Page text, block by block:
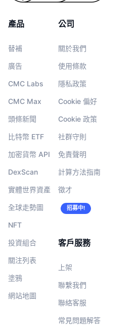
產品
替補
廣告
CMC Labs
CMC Max
頭條新聞
比特幣 ETF
加密貨幣 API
DexScan
實體世界資產
全球走勢圖
NFT
投資組合
關注列表
塗鴉
網站地圖
公司
關於我們
使用條款
隱私政策
Cookie 偏好
Cookie 政策
社群守則
免責聲明
計算方法指南
徵才
招募中!
客戶服務
上架
聯繫我們
聯絡客服
常見問題解答